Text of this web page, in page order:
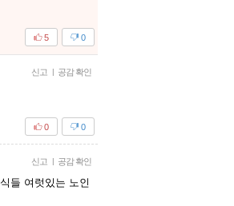
0
5
신고 | 공감 확인
0
0
신고 | 공감 확인
들 여럿있는 노인